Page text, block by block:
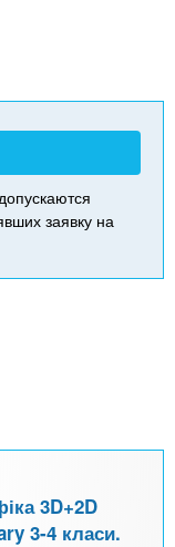
заявку на
3D+2D
3-4 класи.